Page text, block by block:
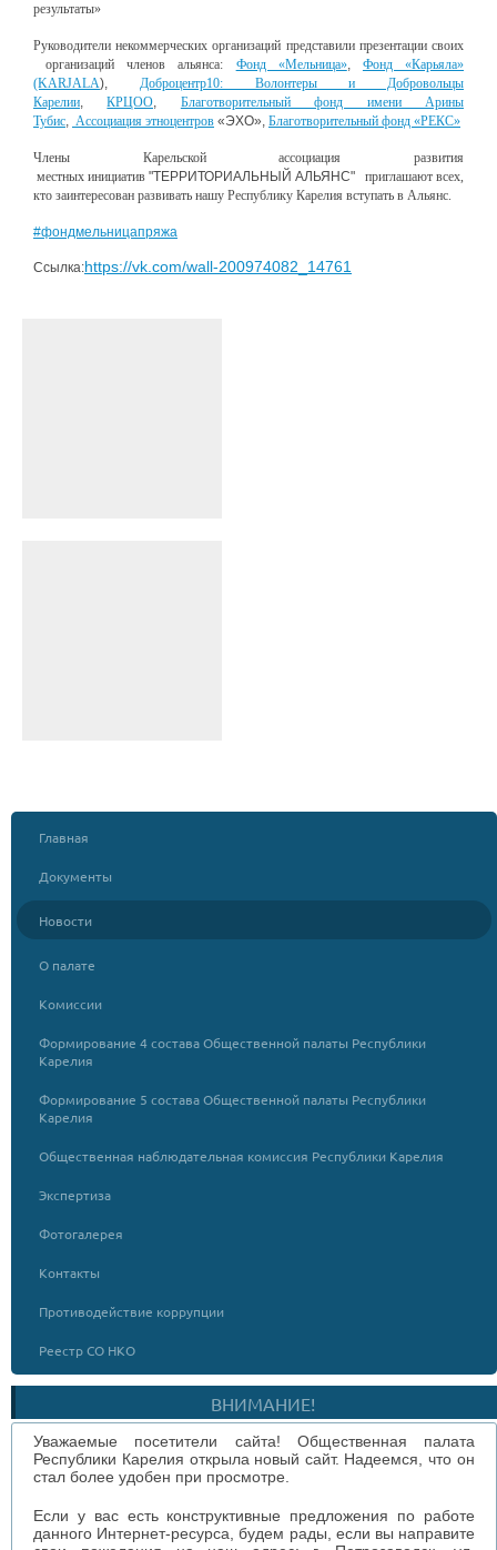
результаты»
Руководители некоммерческих организаций представили презентации своих
организаций
членов альянса: Фонд «Мельница», Фонд «Карьяла»
(KARJALA), Доброцентр10: Волонтеры и Добровольцы
Карелии,КРЦОО, Благотворительный фонд имени Арины
Тубис, Ассоциация этноцентров «ЭХО», Благотворительный фонд «РЕКС»
Члены Карельскойассоциация
развития
местных инициатив "ТЕРРИТОРИАЛЬНЫЙ АЛЬЯНС" приглашают всех,
кто заинтересован развивать нашу Республику Карелия вступать в Альянс.
#фондмельницапряжа
Ссылка:https://vk.com/wall-200974082_14761
Главная
Документы
Новости
О палате
Комиссии
Формирование 4 состава Общественной палаты Республики
Карелия
Формирование 5 состава Общественной палаты Республики
Карелия
Общественная наблюдательная комиссия Республики Карелия
Экспертиза
Фотогалерея
Контакты
Противодействие коррупции
Реестр СО НКО
ВНИМАНИЕ!
Уважаемые посетители сайта! Общественная палата
Республики Карелия открыла новый сайт. Надеемся, что он
стал более удобен при просмотре.
Если у вас есть конструктивные предложения по работе
данного Интернет-ресурса, будем рады, если вы направите